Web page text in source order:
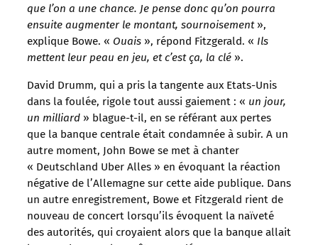
que l’on a une chance. Je pense donc qu’on pourra
ensuite augmenter le montant, sournoisement»,
explique Bowe. « Ouais », répond Fitzgerald. « Ils
mettent leur peau en jeu, et c’est ça, la clé ».
David Drumm, qui a pris la tangente aux Etats-Unis
dans la foulée, rigole tout aussi gaiement : « un jour,
un milliard » blague-t-il, en se référant aux pertes
que la banque centrale était condamnée à subir. A un
autre moment, John Bowe se met à chanter
« Deutschland Uber Alles » en évoquant la réaction
négative de l’Allemagne sur cette aide publique. Dans
un autre enregistrement, Bowe et Fitzgerald rient de
nouveau de concert lorsqu’ils évoquent la naïveté
des autorités, qui croyaient alors que la banque allait